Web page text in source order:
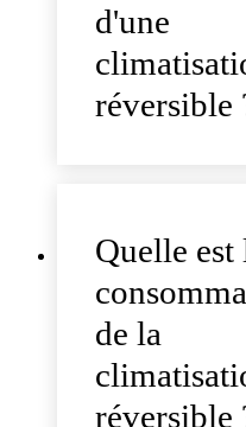
d'une
réversible
Quelle est
de la
réversible